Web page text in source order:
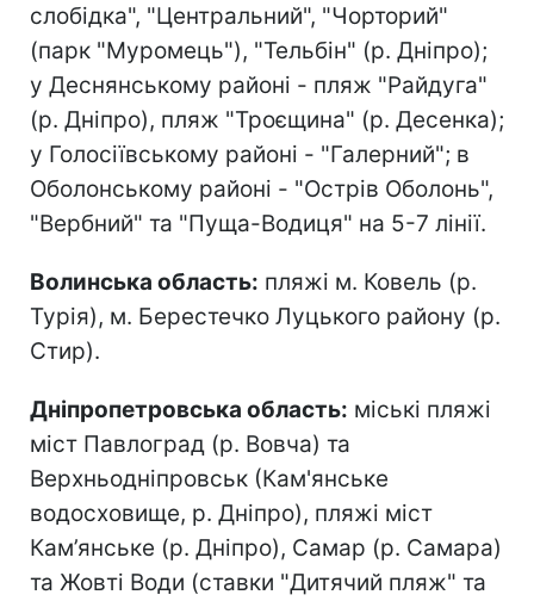
слобідка", "Центральний", "Чорторий"
(парк "Муромець"), "Тельбін" (р. Дніпро);
у Деснянському районі - пляж "Райдуга"
(р. Дніпро), пляж "Троєщина" (р. Десенка);
у Голосіївському районі - "Галерний"; в
Оболонському районі - "Острів Оболонь",
"Вербний" та "Пуща-Водиця" на 5-7 лінії.
Волинська область: пляжі м. Ковель (р.
Турія), м. Берестечко Луцького району (р.
Стир).
Дніпропетровська область: міські пляжі
міст Павлоград (р. Вовча) та
Верхньодніпровськ (Кам'янське
водосховище, р. Дніпро), пляжі міст
Кам’янське (р. Дніпро), Самар (р. Самара)
та Жовті Води (ставки "Дитячий пляж" та